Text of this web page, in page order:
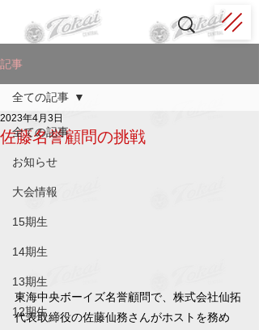
記事
全ての記事
お知らせ
大会情報
15期生
14期生
13期生
12期生
全ての記事
佐藤名誉顧問の挑戦
2023年4月3日
東海中央ボーイズ名誉顧問で、株式会社仙拓
代表取締役の佐藤仙務さんがホストを務め